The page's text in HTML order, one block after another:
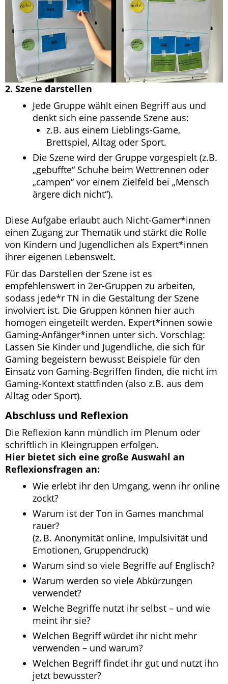
2. Szene darstellen
Jede Gruppe wählt einen Begriff aus und
denkt sich eine passende Szene aus:
z.B. aus einem Lieblings-Game,
Brettspiel, Alltag oder Sport.
Die Szene wird der Gruppe vorgespielt (z.B.
„gebuffte“ Schuhe beim Wettrennen oder
„campen“ vor einem Zielfeld bei „Mensch
ärgere dich nicht“).
Diese Aufgabe erlaubt auch Nicht-Gamer*innen
einen Zugang zur Thematik und stärkt die Rolle
von Kindern und Jugendlichen als Expert*innen
ihrer eigenen Lebenswelt.
Für das Darstellen der Szene ist es
empfehlenswert in 2er-Gruppen zu arbeiten,
sodass jede*r TN in die Gestaltung der Szene
involviert ist. Die Gruppen können hier auch
homogen eingeteilt werden. Expert*innen sowie
Gaming-Anfänger*innen unter sich. Vorschlag:
Lassen Sie Kinder und Jugendliche, die sich für
Gaming begeistern bewusst Beispiele für den
Einsatz von Gaming-Begriffen finden, die nicht im
Gaming-Kontext stattfinden (also z.B. aus dem
Alltag oder Sport).
Abschluss und Reflexion
Die Reflexion kann mündlich im Plenum oder
schriftlich in Kleingruppen erfolgen.
Hier bietet sich eine große Auswahl an
Reflexionsfragen an:
Wie erlebt ihr den Umgang, wenn ihr online
zockt?
Warum ist der Ton in Games manchmal
rauer?
(z. B. Anonymität online, Impulsivität und
Emotionen, Gruppendruck)
Warum sind so viele Begriffe auf Englisch?
Warum werden so viele Abkürzungen
verwendet?
Welche Begriffe nutzt ihr selbst – und wie
meint ihr sie?
Welchen Begriff würdet ihr nicht mehr
verwenden – und warum?
Welchen Begriff findet ihr gut und nutzt ihn
jetzt bewusster?